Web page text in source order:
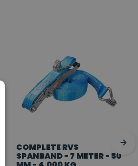
COMPLETE RVS
SPANBAND - 7 METER - 50